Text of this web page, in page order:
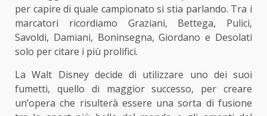
per capire di quale campionato si stia parlando. Tra i
marcatori ricordiamo Graziani, Bettega, Pulici,
Savoldi, Damiani, Boninsegna, Giordano e Desolati
solo per citare i più prolifici.
La Walt Disney decide di utilizzare uno dei suoi
fumetti, quello di maggior successo, per creare
un’opera che risulterà essere una sorta di fusione